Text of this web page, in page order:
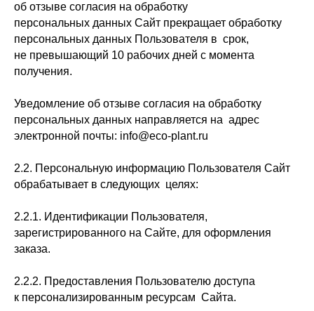
об отзыве согласия на обработку
персональных данных Сайт прекращает обработку
персональных данных Пользователя в срок,
не превышающий 10 рабочих дней с момента
получения.
Уведомление об отзыве согласия на обработку
персональных данных направляется на адрес
электронной почты: info@eco-plant.ru
2.2. Персональную информацию Пользователя Сайт
обрабатывает в следующих целях:
2.2.1. Идентификации Пользователя,
зарегистрированного на Сайте, для оформления
заказа.
2.2.2. Предоставления Пользователю доступа
к персонализированным ресурсам Сайта.